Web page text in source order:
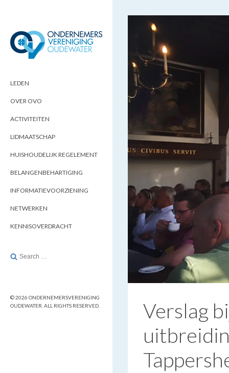
LEDEN
OVER OVO
ACTIVITEITEN
LIDMAATSCHAP
HUISHOUDELIJK REGELEMENT
BELANGENBEHARTIGING
INFORMATIEVOORZIENING
NETWERKEN
KENNISOVERDRACHT
Search
© 2026 ONDERNEMERSVERENIGING
OUDEWATER. ALL RIGHTS RESERVED.
Verslag